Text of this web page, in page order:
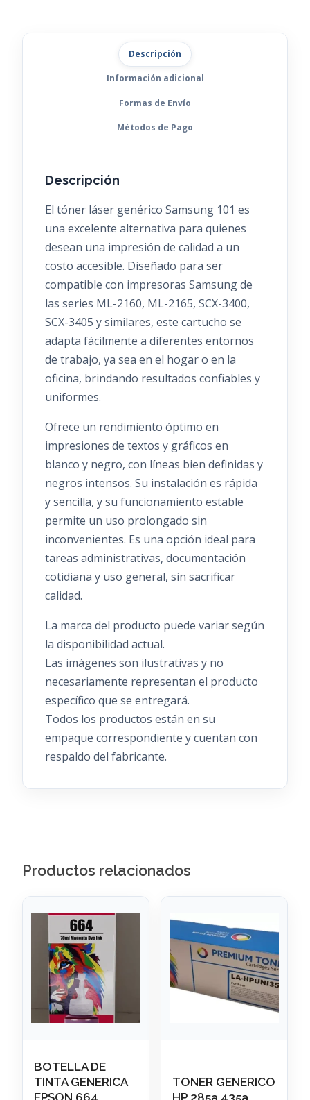
Descripción
Información adicional
Formas de Envío
Métodos de Pago
Descripción
El tóner láser genérico Samsung 101 es
una excelente alternativa para quienes
desean una impresión de calidad a un
costo accesible. Diseñado para ser
compatible con impresoras Samsung de
las series ML-2160, ML-2165, SCX-3400,
SCX-3405 y similares, este cartucho se
adapta fácilmente a diferentes entornos
de trabajo, ya sea en el hogar o en la
oficina, brindando resultados confiables y
uniformes.
Ofrece un rendimiento óptimo en
impresiones de textos y gráficos en
blanco y negro, con líneas bien definidas y
negros intensos. Su instalación es rápida
y sencilla, y su funcionamiento estable
permite un uso prolongado sin
inconvenientes. Es una opción ideal para
tareas administrativas, documentación
cotidiana y uso general, sin sacrificar
calidad.
La marca del producto puede variar según
la disponibilidad actual.
Las imágenes son ilustrativas y no
necesariamente representan el producto
específico que se entregará.
Todos los productos están en su
empaque correspondiente y cuentan con
respaldo del fabricante.
Productos relacionados
BOTELLA DE
TINTA GENERICA
TONER GENERICO